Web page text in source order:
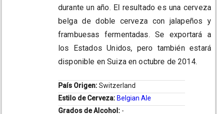
durante un año. El resultado es una cerveza
belga de doble cerveza con jalapeños y
frambuesas fermentadas. Se exportará a
los Estados Unidos, pero también estará
disponible en Suiza en octubre de 2014.
País Origen:Switzerland
Estilo de Cerveza: Belgian Ale
Grados de Alcohol: -